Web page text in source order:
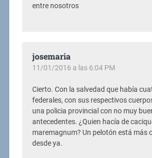
entre nosotros
josemaria
11/01/2016 a las 6:04 PM
Cierto. Con la salvedad que había
federales, con sus respectivos
una policia provincial con no muy
antecedentes. ¿Quien hacía de
maremagnum? Un pelotón está más
desde ya.